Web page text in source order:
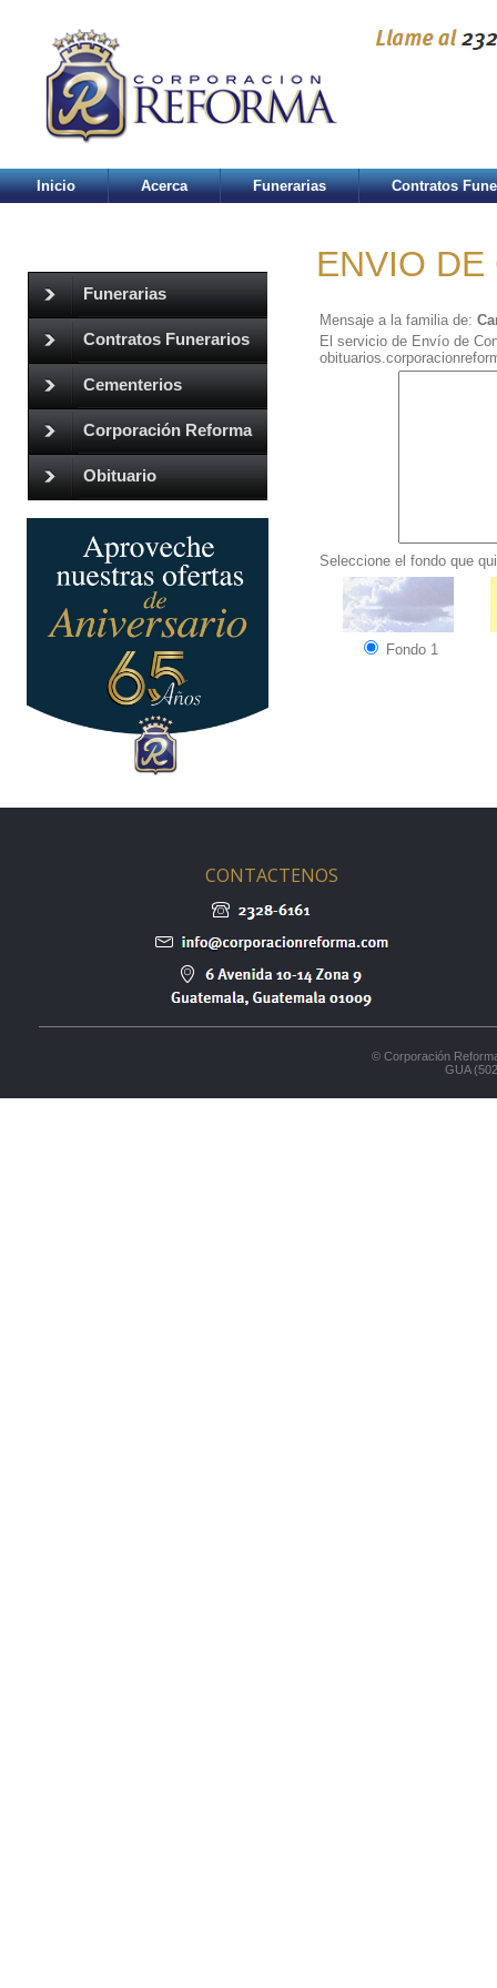
Inicio Acerca Funerarias Contratos
Funerarias
Contratos Funerarios
Cementerios
Corporación Reforma
Obituario
ENVIO
Mensaje a la familia de:
El servicio de Envío de
Seleccione el fondo que
Fondo 1
CONTACTENOS
© Corporación
GUA